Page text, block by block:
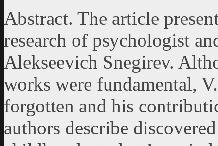
Abstract. The article
research of psychologist
Alekseevich Snegirev.
works were fundamental,
forgotten and his
authors describe